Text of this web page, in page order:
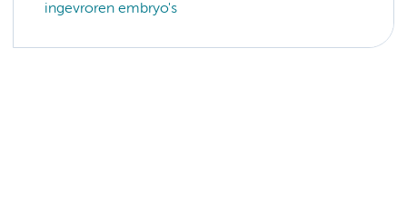
ingevroren embryo's